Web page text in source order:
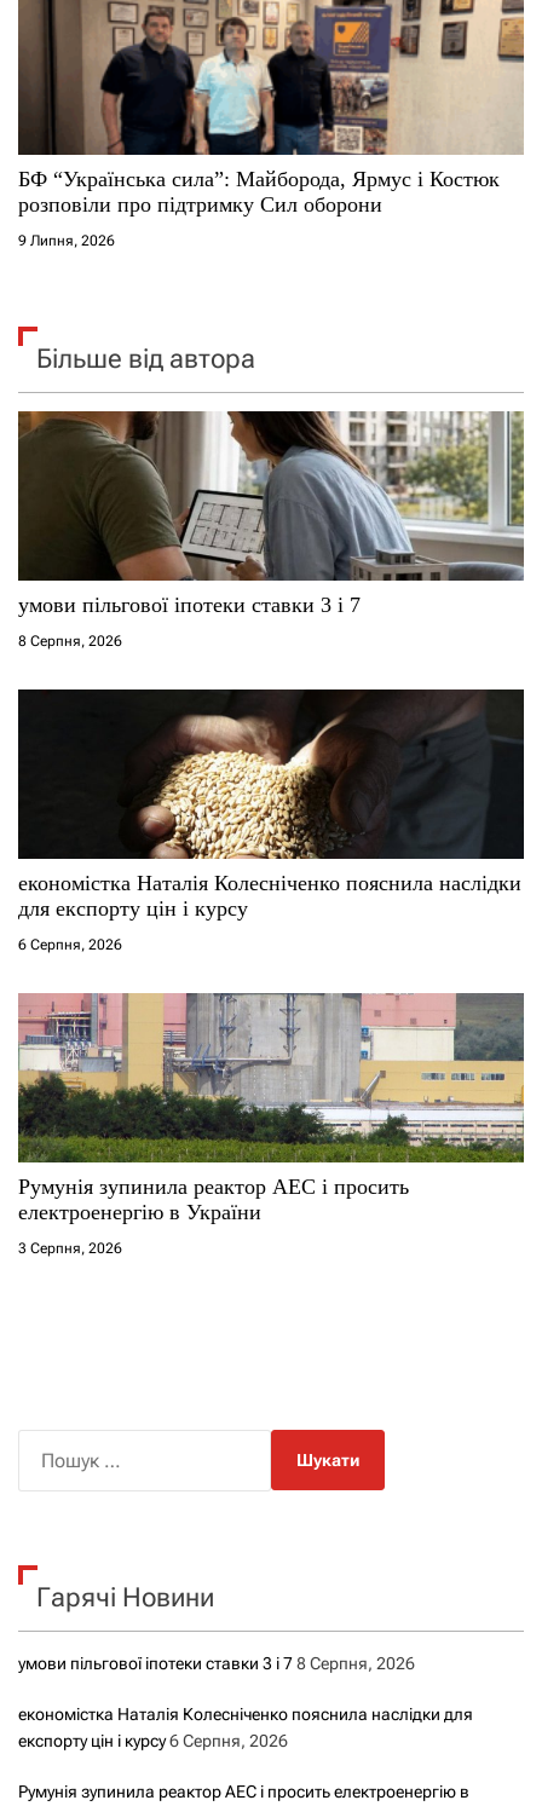
БФ “Українська сила”: Майборода, Ярмус і Костюк
розповіли про підтримку Сил оборони
9 Липня, 2026
Більше від автора
умови пільгової іпотеки ставки 3 і 7
8 Серпня, 2026
економістка Наталія Колесніченко пояснила наслідки
для експорту цін і курсу
6 Серпня, 2026
Румунія зупинила реактор АЕС і просить
електроенергію в України
3 Серпня, 2026
к
Гарячі Новини
умови пільгової іпотеки ставки 3 і 78 Серпня, 2026
економістка Наталія Колесніченко пояснила наслідки для
експорту цін і курсу6 Серпня, 2026
Румунія зупинила реактор АЕС і просить електроенергію в